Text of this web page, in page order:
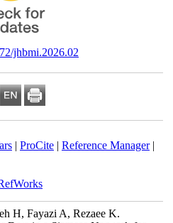
jhbmi.2026.02
|ProCite |Reference Manager
RefWorks
H, Fayazi A, Rezaee K.